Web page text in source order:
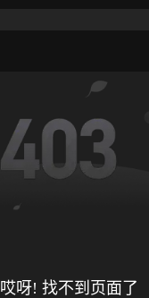
哎呀! 找不到页面了